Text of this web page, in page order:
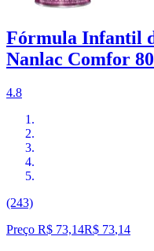
Fórmula Infantil
Nanlac Comfor
4.8
(243)
Preço R$ 73,14R$ 73,14